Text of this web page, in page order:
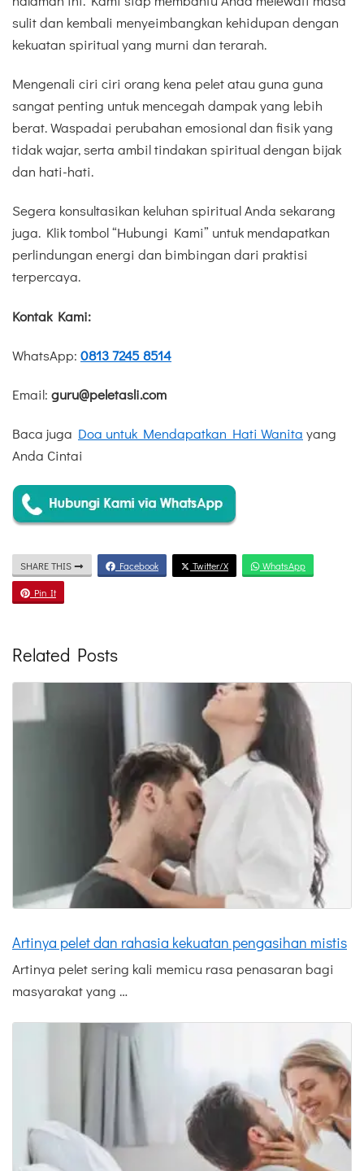
sulit dan kembali menyeimbangkan kehidupan dengan
kekuatan spiritual yang murni dan terarah.
Mengenali ciri ciri orang kena pelet atau guna guna
sangat penting untuk mencegah dampak yang lebih
berat. Waspadai perubahan emosional dan fisik yang
tidak wajar, serta ambil tindakan spiritual dengan bijak
dan hati-hati.
Segera konsultasikan keluhan spiritual Anda sekarang
juga. Klik tombol “Hubungi Kami” untuk mendapatkan
perlindungan energi dan bimbingan dari praktisi
terpercaya.
Kontak Kami:
WhatsApp: 0813 7245 8514
Email: guru@peletasli.com
Baca juga Doa untuk Mendapatkan Hati Wanita yang
Anda Cintai
SHARE THIS Facebook Twitter/X WhatsApp
Pin It
Related Posts
Artinya pelet dan rahasia kekuatan pengasihan mistis
Artinya pelet sering kali memicu rasa penasaran bagi
masyarakat yang …